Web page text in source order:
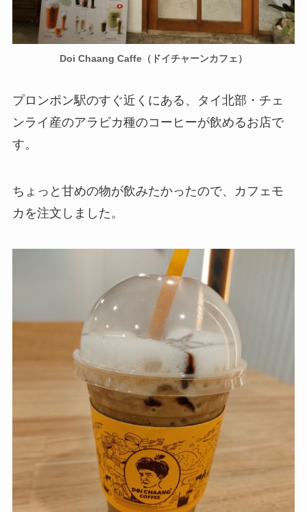
Doi Chaang Caffe（ドイチャーンカフェ）
プロンポン駅のすぐ近くにある、タイ北部・チェ
ンライ産のアラビカ種のコーヒーが飲めるお店で
す。
ちょっと甘めの物が飲みたかったので、カフェモ
カを注文しました。